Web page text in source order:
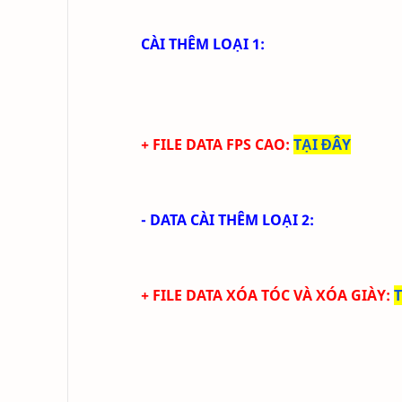
CÀI THÊM LOẠI 1:
+ FILE DATA FPS CAO: TẠI ĐÂY
- DATA CÀI THÊM LOẠI 2:
+ FILE DATAXÓA TÓC VÀ XÓA GIÀY: